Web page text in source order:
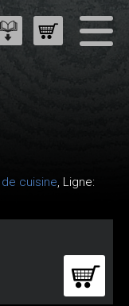
cuisine, Ligne: